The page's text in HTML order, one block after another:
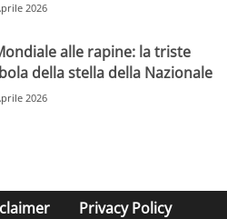
2026
alle rapine: la triste
della stella della Nazionale
2026
Privacy Policy